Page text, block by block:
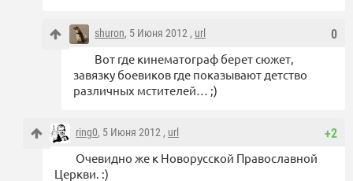
0
shuron, 5 Июня 2012 , url
Вот где кинематограф берет сюжет,
завязку боевиков где показывают детство
различных мстителей… ;)
+2
ring0, 5 Июня 2012 , url
Очевидно же к Новорусской Православной
Церкви. :)